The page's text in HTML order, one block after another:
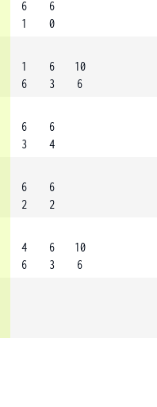
6
1
6
0
1
6
6
3
10
6
6
3
6
4
6
2
6
2
4
6
6
3
10
6